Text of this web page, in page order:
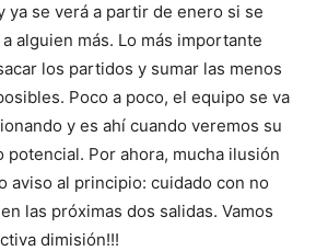
ya se verá a partir de enero si se
alguien más. Lo más importante
los partidos y sumar las menos
Poco a poco, el equipo se va
y es ahí cuando veremos su
potencial. Por ahora, mucha ilusión
aviso al principio: cuidado con no
las próximas dos salidas. Vamos
dimisión!!!